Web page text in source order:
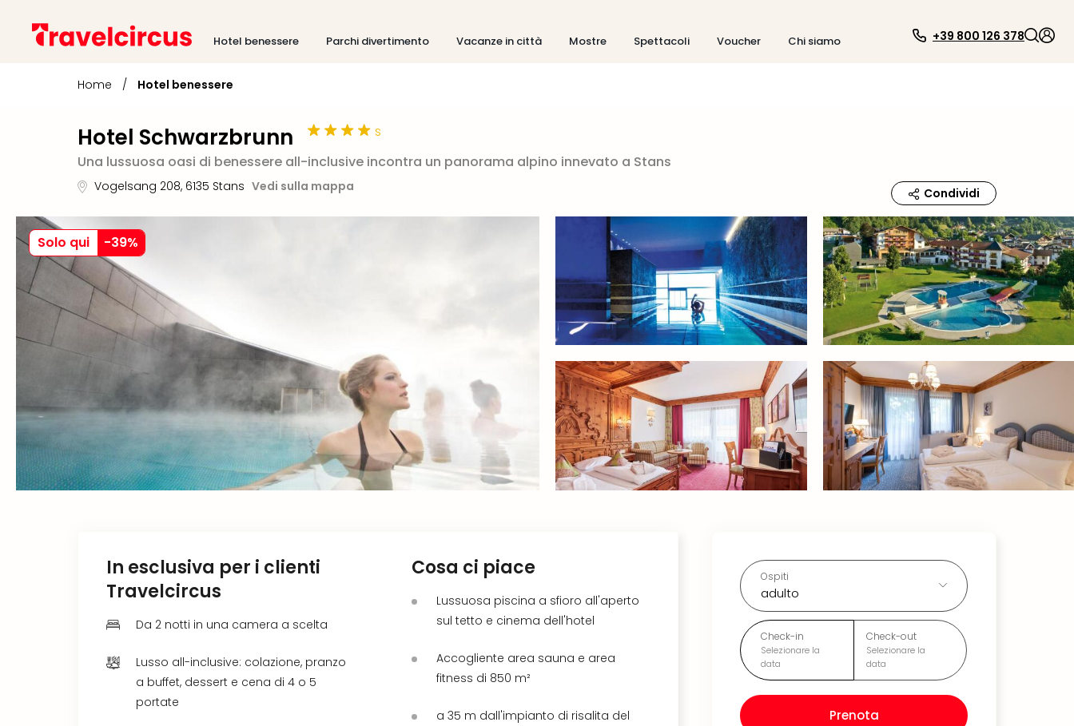
Hotel benessere Parchi divertimento Vacanze in città Mostre Spettacoli Voucher Chi siamo +39 800 126 378
Home / Hotel benessere
Hotel Schwarzbrunn
s
Una lussuosa oasi di benessere all-inclusive incontra un panorama alpino innevato a Stans
Vogelsang 208, 6135 Stans Vedi sulla mappa Condividi
Solo qui -39%
Ospiti
adulto
Check-in
Selezionare la
data
Check-out
Selezionare la
data
Prenota
In esclusiva per i clienti
Travelcircus
Da 2 notti in una camera a scelta
Lusso all-inclusive: colazione, pranzo
a buffet, dessert e cena di 4 o 5
portate
Cosa ci piace
Lussuosa piscina a sfioro all'aperto
sul tetto e cinema dell'hotel
Accogliente area sauna e area
fitness di 850 m²
a 35 m dall'impianto di risalita del